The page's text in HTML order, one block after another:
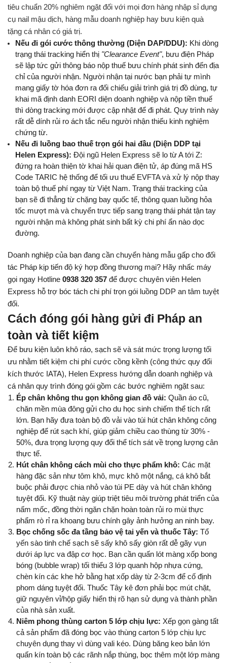
tiêu chuẩn 20% nghiêm ngặt đối với mọi đơn hàng nhập sỉ dụng
cụ nail mậu dịch, hàng mẫu doanh nghiệp hay bưu kiện quà
tặng cá nhân có giá trị.
Nếu đi gói cước thông thường (Diện DAP/DDU): Khi dòng
trạng thái tracking hiển thị "Clearance Event", bưu điện Pháp
sẽ lập tức gửi thông báo nộp thuế bưu chính phát sinh đến địa
chỉ của người nhận. Người nhận tại nước bạn phải tự mình
mang giấy tờ hóa đơn ra đối chiếu giải trình giá trị đồ dùng, tự
khai mã định danh EORI diện doanh nghiệp và nộp tiền thuế
thì dòng tracking mới được cập nhật để đi phát. Quy trình này
rất dễ dính rủi ro ách tắc nếu người nhận thiếu kinh nghiệm
chứng từ.
Nếu đi luồng bao thuế trọn gói hai đầu (Diện DDP tại
Helen Express): Đội ngũ Helen Express sẽ lo từ A tới Z:
đứng ra hoàn thiện tờ khai hải quan điện tử, áp đúng mã HS
Code TARIC hệ thống để tối ưu thuế EVFTA và xử lý nộp thay
toàn bộ thuế phí ngay từ Việt Nam. Trạng thái tracking của
bạn sẽ đi thẳng từ chặng bay quốc tế, thông quan luồng hỏa
tốc mượt mà và chuyển trực tiếp sang trạng thái phát tận tay
người nhận mà không phát sinh bất kỳ chi phí ẩn nào dọc
đường.
Doanh nghiệp của bạn đang cần chuyển hàng mẫu gấp cho đối
tác Pháp kịp tiến độ ký hợp đồng thương mại? Hãy nhấc máy
gọi ngay Hotline 0938 320 357 để được chuyên viên Helen
Express hỗ trợ bóc tách chi phí trọn gói luồng DDP an tâm tuyệt
đối.
Cách đóng gói hàng gửi đi Pháp an
toàn và tiết kiệm
Để bưu kiện luôn khô ráo, sạch sẽ và sát mức trọng lượng tối
ưu nhằm tiết kiệm chi phí cước cồng kềnh (công thức quy đổi
kích thước IATA), Helen Express hướng dẫn doanh nghiệp và
cá nhân quy trình đóng gói gồm các bước nghiêm ngặt sau:
Ép chân không thu gọn không gian đồ vải: Quần áo cũ,
chăn mền mùa đông gửi cho du học sinh chiếm thể tích rất
lớn. Bạn hãy đưa toàn bộ đồ vải vào túi hút chân không công
nghiệp để rút sạch khí, giúp giảm chiều cao thùng từ 30% -
50%, đưa trọng lượng quy đổi thể tích sát về trọng lượng cân
thực tế.
Hút chân không cách mùi cho thực phẩm khô: Các mặt
hàng đặc sản như tôm khô, mực khô một nắng, cá khô bắt
buộc phải được chia nhỏ vào túi PE dày và hút chân không
tuyệt đối. Kỹ thuật này giúp triệt tiêu môi trường phát triển của
nấm mốc, đồng thời ngăn chặn hoàn toàn rủi ro mùi thực
phẩm rò rỉ ra khoang bưu chính gây ảnh hưởng an ninh bay.
Bọc chống sốc đa tầng bảo vệ tai yến và thuốc Tây: Tổ
yến sào tinh chế sạch sẽ sấy khô sấy giòn rất dễ gãy vụn
dưới áp lực va đập cơ học. Bạn cần quấn lót màng xốp bong
bóng (bubble wrap) tối thiểu 3 lớp quanh hộp nhựa cứng,
chèn kín các khe hở bằng hạt xốp dày từ 2-3cm để cố định
phom dáng tuyệt đối. Thuốc Tây kê đơn phải bọc mút chặt,
giữ nguyên vỉ/hộp giấy hiển thị rõ hạn sử dụng và thành phần
của nhà sản xuất.
Niêm phong thùng carton 5 lớp chịu lực: Xếp gọn gàng tất
cả sản phẩm đã đóng bọc vào thùng carton 5 lớp chịu lực
chuyên dụng thay vì dùng vali kéo. Dùng băng keo bản lớn
quấn kín toàn bộ các rãnh nắp thùng, bọc thêm một lớp màng